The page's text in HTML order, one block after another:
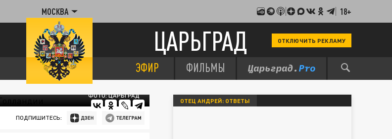
МОСКВА 18+
ЦАРЬГРАД ОТКЛЮЧИТЬ РЕКЛАМУ
ЭФИР ФИЛЬМЫ
ФОТО: ЦАРЬГРАД
ПОДПИШИТЕСЬ:
ОТЕЦ АНДРЕЙ: ОТВЕТЫ